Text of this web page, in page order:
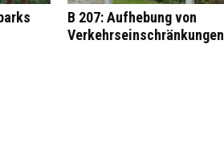
B 207: Aufhebung von
Verkehrseinschränkungen